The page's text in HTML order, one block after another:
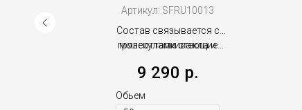
оптимизации
стеклянных
поверхностей
Артикул: SFRU10013
Состав связывается с
молекулами стекла и
грязеотталкивающие
поверхности.
9 290 р.
Обьем